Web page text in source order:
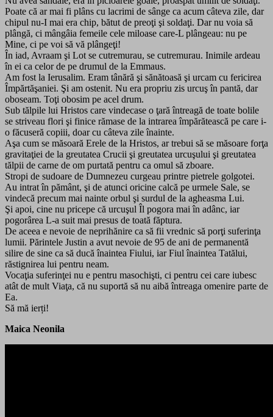
Poate că ar mai fi plâns cu lacrimi de sânge ca acum câteva zile, dar
chipul nu-I mai era chip, bătut de preoţi şi soldaţi. Dar nu voia să
plângă, ci mângâia femeile cele miloase care-L plângeau: nu pe
Mine, ci pe voi să vă plângeţi!
În iad, Avraam şi Lot se cutremurau, se cutremurau. Inimile ardeau
în ei ca celor de pe drumul de la Emmaus.
Am fost la Ierusalim. Eram tânără şi sănătoasă şi urcam cu fericirea
Împărtăşaniei. Şi am ostenit. Nu era propriu zis urcuş în pantă, dar
oboseam. Toţi obosim pe acel drum.
Sub tălpile lui Hristos care vindecase o ţară întreagă de toate bolile
se striveau flori şi finice rămase de la intrarea împărătească pe care i-
o făcuseră copiii, doar cu câteva zile înainte.
Aşa cum se măsoară Erele de la Hristos, ar trebui să se măsoare forţa
gravitaţiei de la greutatea Crucii şi greutatea urcuşului şi greutatea
tălpii de carne de om purtată pentru ca omul să zboare.
Stropi de sudoare de Dumnezeu curgeau printre pietrele golgotei.
Au intrat în pământ, şi de atunci oricine calcă pe urmele Sale, se
vindecă precum mai nainte orbul şi surdul de la agheasma Lui.
Şi apoi, cine nu pricepe că urcuşul Îl pogora mai în adânc, iar
pogorârea L-a suit mai presus de toată făptura.
De aceea e nevoie de neprihănire ca să fii vrednic să porţi suferinţa
lumii. Părintele Justin a avut nevoie de 95 de ani de permanentă
silire de sine ca să ducă înaintea Fiului, iar Fiul înaintea Tatălui,
răstignirea lui pentru neam.
Vocaţia suferinţei nu e pentru masochişti, ci pentru cei care iubesc
atât de mult Viaţa, că nu suportă să nu aibă întreaga omenire parte de
Ea.
Să mă ierți!
Maica Neonila